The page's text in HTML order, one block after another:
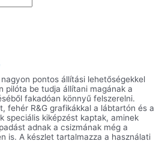
pontos állítási lehetőségekkel
pilóta be tudja állítani magának a
fakadóan könnyű felszerelni.
fehér R&G grafikákkal a lábtartón és a
speciális kiképzést kaptak, aminek
adnak a csizmának még a
is. A készlet tartalmazza a használati